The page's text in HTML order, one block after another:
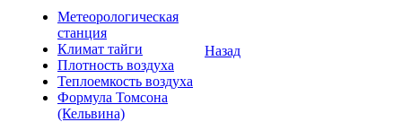
Метеорологическая
станция
Климат тайги
Плотность воздуха
Теплоемкость воздуха
Формула Томсона
(Кельвина)
Назад